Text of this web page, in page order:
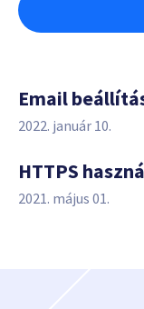
Email
2022. január 10.
HTTPS
2021. május 01.